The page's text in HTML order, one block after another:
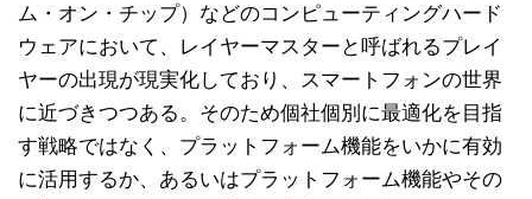
ム・オン・チップ）などのコンピューティングハード
ウェアにおいて、レイヤーマスターと呼ばれるプレイ
ヤーの出現が現実化しており、スマートフォンの世界
に近づきつつある。そのため個社個別に最適化を目指
す戦略ではなく、プラットフォーム機能をいかに有効
に活用するか、あるいはプラットフォーム機能やその